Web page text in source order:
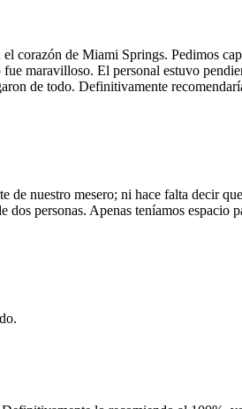
corazón de Miami Springs. Pedimos
maravilloso. El personal estuvo
de todo. Definitivamente
nuestro mesero; ni hace falta decir
personas. Apenas teníamos espacio